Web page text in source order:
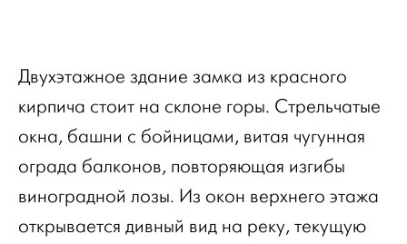
Двухэтажное здание замка из красного
кирпича стоит на склоне горы. Стрельчатые
окна, башни с бойницами, витая чугунная
ограда балконов, повторяющая изгибы
виноградной лозы. Из окон верхнего этажа
открывается дивный вид на реку, текущую